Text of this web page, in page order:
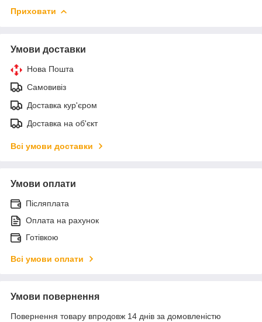
Приховати
Умови доставки
Нова Пошта
Самовивіз
Доставка кур'єром
Доставка на об'єкт
Всі умови доставки
Умови оплати
Післяплата
Оплата на рахунок
Готівкою
Всі умови оплати
Умови повернення
Повернення товару впродовж 14 днів за домовленістю